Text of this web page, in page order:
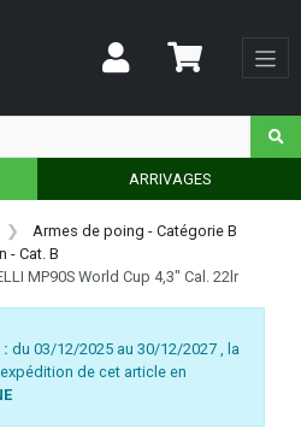
ARRIVAGES
Armes de poing - Catégorie B
- Cat. B
MP90S World Cup 4,3" Cal. 22lr
: du 03/12/2025 au 30/12/2027 , la
de cet article en